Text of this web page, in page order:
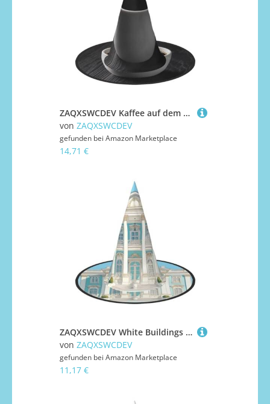
ZAQXSWCDEV Kaffee auf dem Tisch Halloween Hut - Gruseliges Party-Kostüm-Accessoire mit Volldruck-Design - Leichter faltbarer Hexenhut für Halloween, Karneval, Maskerade & Rollenspiel-Events
von ZAQXSWCDEV
gefunden bei Amazon Marketplace
14,71 €
ZAQXSWCDEV White Buildings Halloween Hut - Gruseliges Partykostüm-Accessoire mit Volldruck-Design - Leichter faltbarer Hexenhut für Halloween, Karneval, Maskerade & Rollenspiel-Events
von ZAQXSWCDEV
gefunden bei Amazon Marketplace
11,17 €